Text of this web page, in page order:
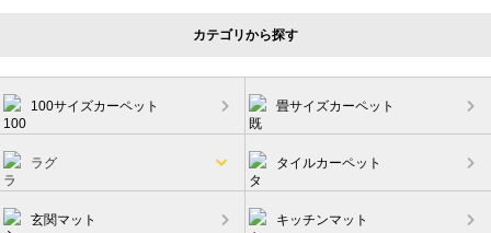
カテゴリから探す
100サイズカーペット 畳サイズカーペット
ラグ タイルカーペット
玄関マット キッチンマット